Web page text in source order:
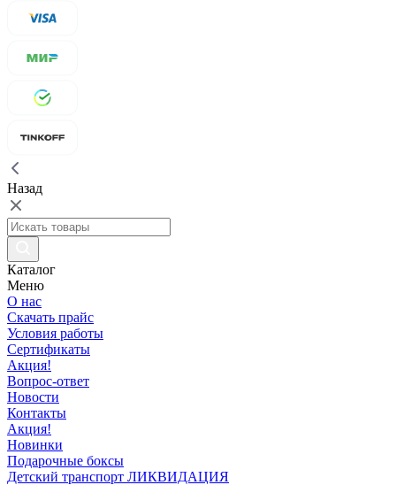
Назад
Каталог
Меню
О нас
Скачать прайс
Условия работы
Сертификаты
Акция!
Вопрос-ответ
Новости
Контакты
Акция!
Новинки
Подарочные боксы
Детский транспорт ЛИКВИДАЦИЯ